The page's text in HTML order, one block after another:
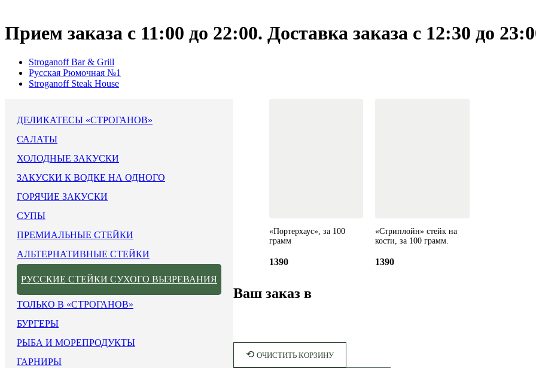
Прием заказа с 11:00 до 22:00. Доставка заказа c 12:30 до
Stroganoff Bar & Grill
Русская Рюмочная №1
Stroganoff Steak House
ДЕЛИКАТЕСЫ «СТРОГАНОВ»
САЛАТЫ
ХОЛОДНЫЕ ЗАКУСКИ
ЗАКУСКИ К ВОДКЕ НА ОДНОГО
ГОРЯЧИЕ ЗАКУСКИ
СУПЫ
ПРЕМИАЛЬНЫЕ СТЕЙКИ
АЛЬТЕРНАТИВНЫЕ СТЕЙКИ
РУССКИЕ СТЕЙКИ СУХОГО ВЫЗРЕВАНИЯ
ТОЛЬКО В «СТРОГАНОВ»
БУРГЕРЫ
РЫБА И МОРЕПРОДУКТЫ
ГАРНИРЫ
«Портерхаус», за 100
грамм
1390
«Стриплойн» стейк на
кости, за 100 грамм.
1390
Ваш заказ в
⟲ ОЧИСТИТЬ КОРЗИНУ